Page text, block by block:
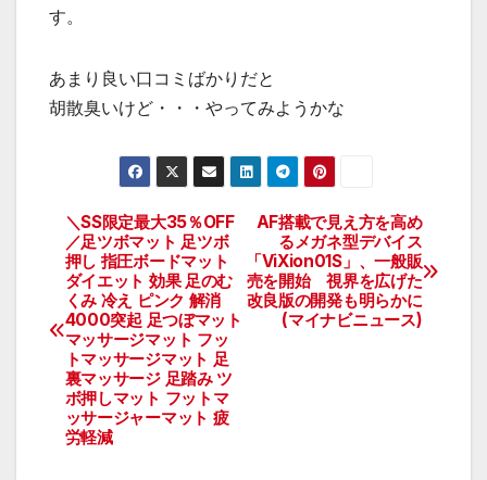
す。
あまり良い口コミばかりだと
胡散臭いけど・・・やってみようかな
投
稿
ナ
ビ
ゲ
ー
AF搭載で見え方を高め
るメガネ型デバイス
「ViXion01S」、一般販
売を開始 視界を広げた
改良版の開発も明らかに
(マイナビニュース)
＼SS限定最大35％OFF
／足ツボマット 足ツボ
押し 指圧ボードマット
ダイエット 効果 足のむ
くみ 冷え ピンク 解消
4000突起 足つぼマット
マッサージマット フッ
トマッサージマット 足
裏マッサージ 足踏み ツ
ボ押しマット フットマ
ッサージャーマット 疲
労軽減